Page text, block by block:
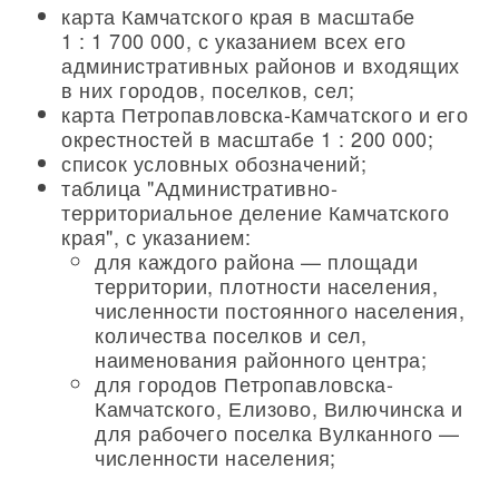
карта Камчатского края в масштабе
1 : 1 700 000, с указанием всех его
административных районов и входящих
в них городов, поселков, сел;
карта Петропавловска-Камчатского и его
окрестностей в масштабе 1 : 200 000;
список условных обозначений;
таблица "Административно-
территориальное деление Камчатского
края", с указанием:
для каждого района — площади
территории, плотности населения,
численности постоянного населения,
количества поселков и сел,
наименования районного центра;
для городов Петропавловска-
Камчатского, Елизово, Вилючинска и
для рабочего поселка Вулканного —
численности населения;